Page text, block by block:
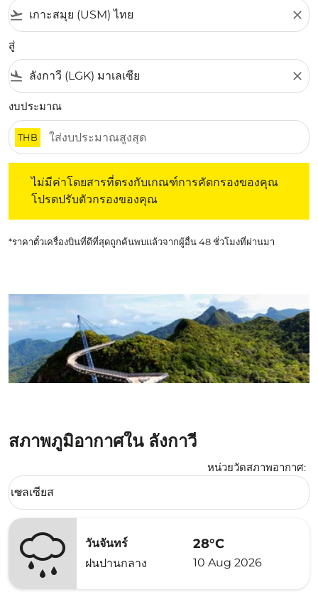
flight_takeoff close
สู่
flight_land close
งบประมาณ
THB
ไม่มีค่าโดยสารที่ตรงกับเกณฑ์การคัดกรองของคุณ
โปรดปรับตัวกรองของคุณ
*ราคาตั๋วเครื่องบินที่ดีที่สุดถูกค้นพบแล้วจากผู้อื่น 48 ชั่วโมงที่ผ่านมา
สภาพภูมิอากาศใน ลังกาวี
หน่วยวัดสภาพอากาศ:
Weather unit option เซลเซียส Selected
เซลเซียส
keyboard_arrow_down
วันจันทร์
ฝนปานกลาง
28°C
10 Aug 2026